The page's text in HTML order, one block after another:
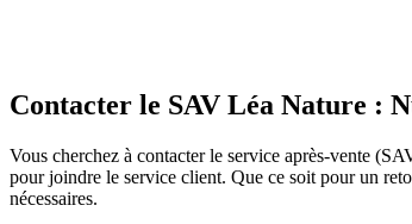
Contacter le SAV Léa Nature :
Vous cherchez à contacter le service après-vente
pour joindre le service client. Que ce soit pour un
nécessaires.